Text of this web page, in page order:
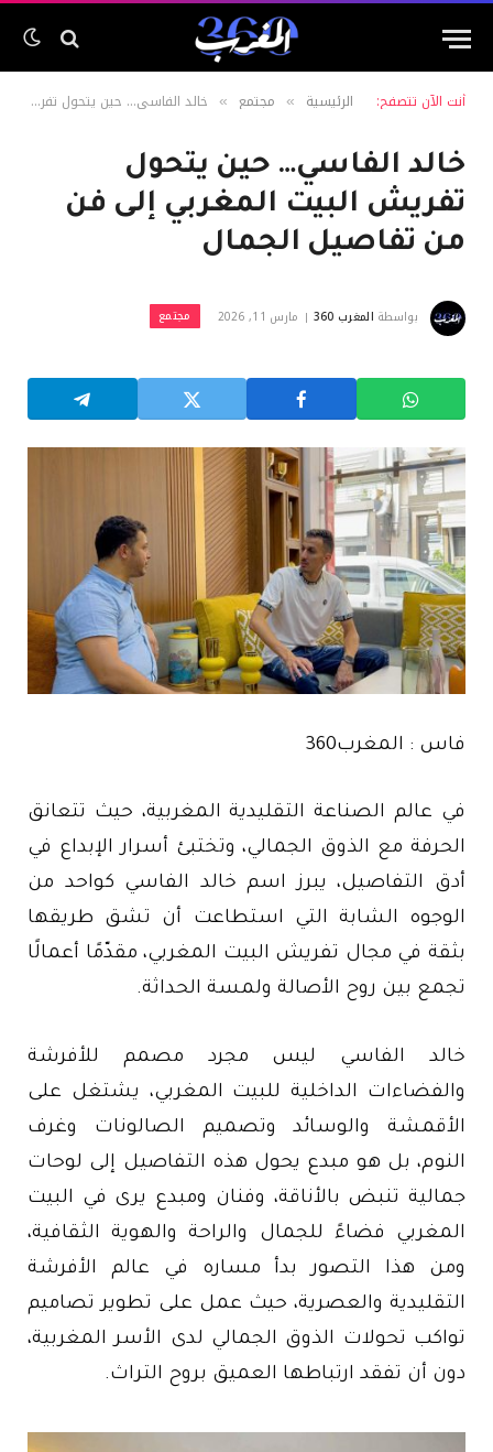
أنت الآن تتصفح: الرئيسية » مجتمع » خالد الفاسي… حين يتحول تفريش البيت المغربي إلى فن من تفاصيل الجمال
خالد الفاسي… حين يتحول
تفريش البيت المغربي إلى فن
من تفاصيل الجمال
بواسطة المغرب 360 مارس 11, 2026 مجتمع
فاس : المغرب360
في عالم الصناعة التقليدية المغربية، حيث تتعانق
الحرفة مع الذوق الجمالي، وتختبئ أسرار الإبداع في
أدق التفاصيل، يبرز اسم خالد الفاسي كواحد من
الوجوه الشابة التي استطاعت أن تشق طريقها
بثقة في مجال تفريش البيت المغربي، مقدّمًا أعمالًا
تجمع بين روح الأصالة ولمسة الحداثة.
خالد الفاسي ليس مجرد مصمم للأفرشة
والفضاءات الداخلية للبيت المغربي، يشتغل على
الأقمشة والوسائد وتصميم الصالونات وغرف
النوم، بل هو مبدع يحول هذه التفاصيل إلى لوحات
جمالية تنبض بالأناقة، وفنان ومبدع يرى في البيت
المغربي فضاءً للجمال والراحة والهوية الثقافية،
ومن هذا التصور بدأ مساره في عالم الأفرشة
التقليدية والعصرية، حيث عمل على تطوير تصاميم
تواكب تحولات الذوق الجمالي لدى الأسر المغربية،
دون أن تفقد ارتباطها العميق بروح التراث.